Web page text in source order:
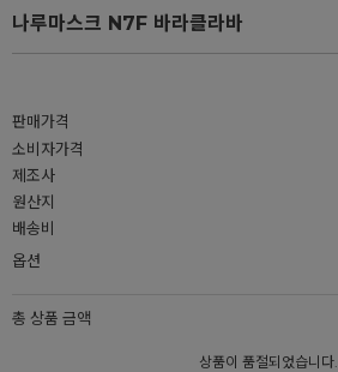
나루마스크 N7F 바라클라바
판매가격
소비자가격
제조사
원산지
배송비
옵션
총 상품 금액
상품이 품절되었습니다.